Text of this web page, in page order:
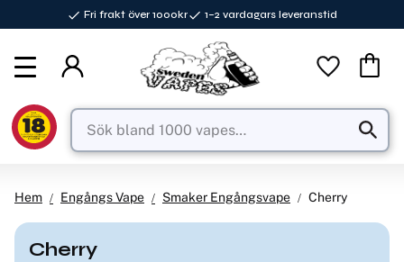
Fri frakt över 1000kr 1–2 vardagars leveranstid
Favoriter
Hem Engångs Vape Smaker Engångsvape Cherry
Cherry